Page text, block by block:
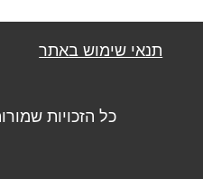
תנאי שימוש באתר
כל הזכויות